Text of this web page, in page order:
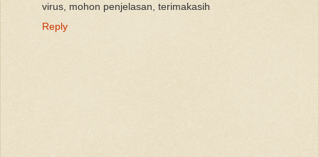
virus, mohon penjelasan, terimakasih
Reply